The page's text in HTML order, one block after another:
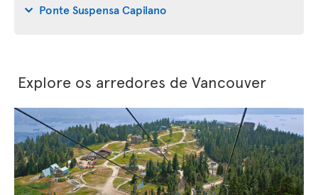
Ponte Suspensa Capilano
Explore os arredores de Vancouver